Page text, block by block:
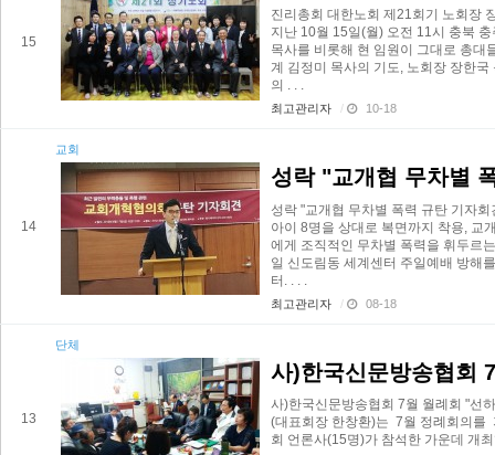
15
진리총회 대한노회 제21회기 노회장
지난 10월 15일(월) 오전 11시 충북
목사를 비롯해 현 임원이 그대로 총
계 김정미 목사의 기도, 노회장 장한
의 . . .
최고관리자 / 10-18
14
교회
성락 "교개협 무차별
성락 "교개협 무차별 폭력 규탄 기자
아이 8명을 상대로 복면까지 착용, 교
에게 조직적인 무차별 폭력을 휘두르
일 신도림동 세계센터 주일예배 방해
터. . . .
최고관리자 / 08-18
13
단체
사)한국신문방송협회
사)한국신문방송협회 7월 월례회 "
(대표회장 한창환)는 7월 정례회의를
회 언론사(15명)가 참석한 가운데 개